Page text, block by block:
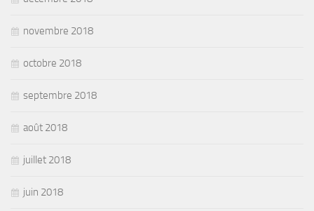
novembre 2018
octobre 2018
septembre 2018
août 2018
juillet 2018
juin 2018